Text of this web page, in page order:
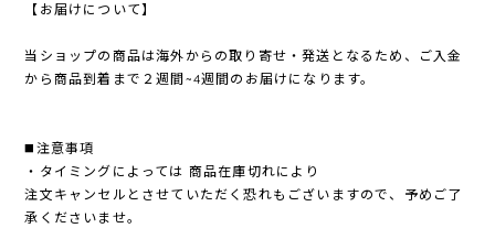
【お届けについて】
当ショップの商品は海外からの取り寄せ・発送となるため、ご入金
から商品到着まで２週間~4週間のお届けになります。
◼️注意事項
・タイミングによっては 商品在庫切れにより
注文キャンセルとさせていただく恐れもございますので、予めご了
承くださいませ。